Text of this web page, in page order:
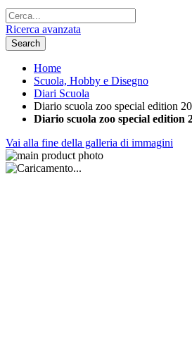
Ricerca avanzata
Search
Home
Scuola, Hobby e Disegno
Diari Scuola
Diario scuola zoo special edition
Diario scuola zoo special edition
Vai alla fine della galleria di immagini